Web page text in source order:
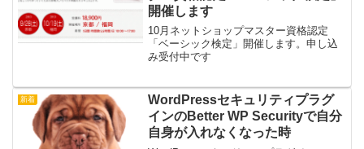
開催します
10月ネットショップマスター資格認定
「ベーシック検定」開催します。申し込
み受付中です
新着
WordPressセキュリティプラグ
インのBetter WP Securityで自分
自身が入れなくなった時